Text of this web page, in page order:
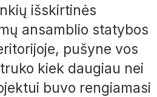
išskirtinės
ansamblio statybos
pušyne vos
kiek daugiau nei
buvo rengiamasi